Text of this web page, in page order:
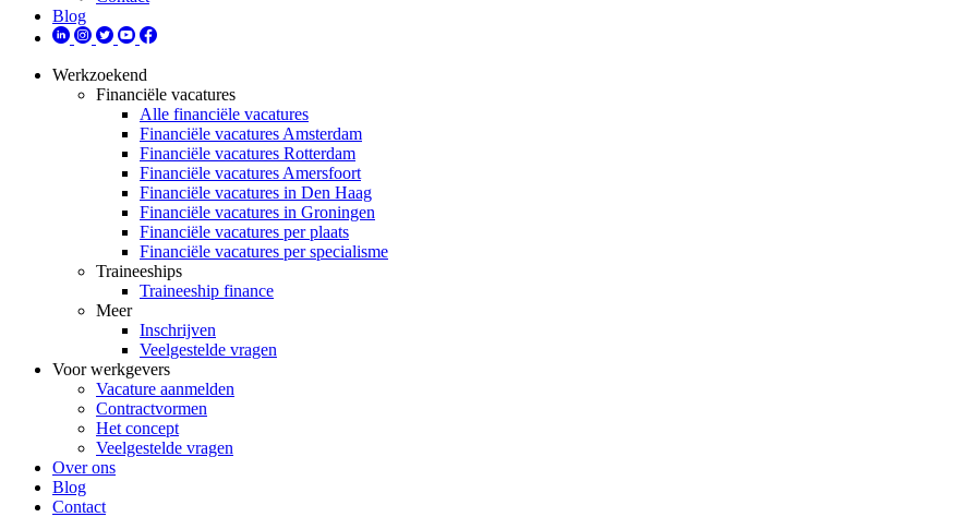
Blog
Werkzoekend
Financiële vacatures
Alle financiële vacatures
Financiële vacatures Amsterdam
Financiële vacatures Rotterdam
Financiële vacatures Amersfoort
Financiële vacatures in Den Haag
Financiële vacatures in Groningen
Financiële vacatures per plaats
Financiële vacatures per specialisme
Traineeships
Traineeship finance
Meer
Inschrijven
Veelgestelde vragen
Voor werkgevers
Vacature aanmelden
Contractvormen
Het concept
Veelgestelde vragen
Over ons
Blog
Contact